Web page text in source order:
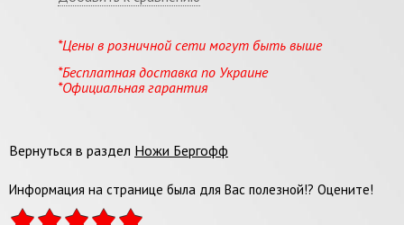
*Цены в розничной сети могут быть выше
*Бесплатная доставка по Украине
*Официальная гарантия
Вернуться в раздел Ножи Бергофф
Информация на странице была для Вас полезной!? Оцените!